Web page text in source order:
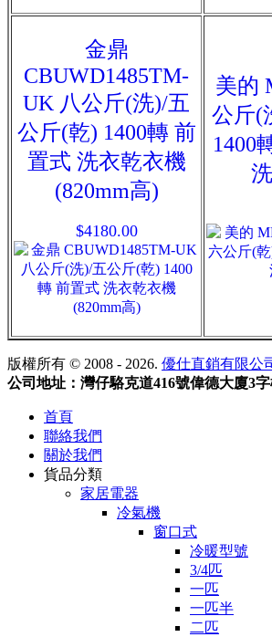
金鼎
CBUWD1485TM-
UK 八公斤(洗)/五
公斤(乾) 1400轉 前
置式 洗衣乾衣機
(820mm高)
$4180.00
美的
公斤(
1400
版權所有 © 2008 - 2026. 優仕直銷有限公
公司地址：灣仔駱克道416號偉德大廈3
首頁
聯絡我們
關於我們
貨品分類
家居電器
冷氣機
窗口式
冷暖型號
3/4匹
一匹
一匹半
二匹